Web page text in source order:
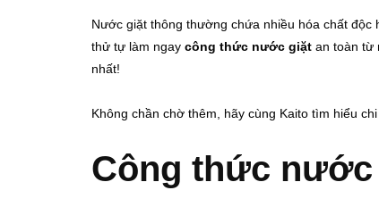
Nước giặt thông thường chứa nhiều hóa chất
thử tự làm ngay công thức nước giặt an toàn từ
nhất!
Không chần chờ thêm, hãy cùng Kaito tìm hiểu
Công thức nước